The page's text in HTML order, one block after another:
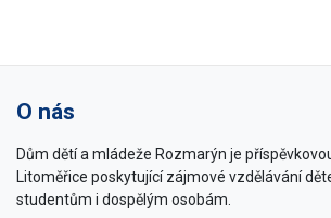
O nás
Dům dětí a mládeže Rozmarýn je
Litoměřice poskytující zájmové vzdělávání
studentům i dospělým osobám.